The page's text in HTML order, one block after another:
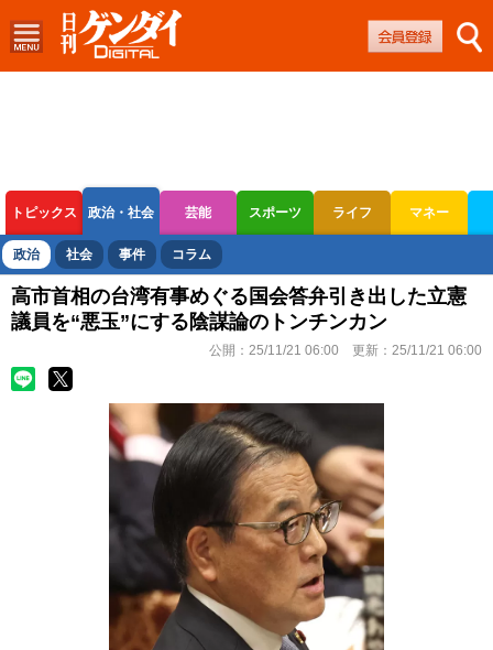
トピックス 政治・社会 芸能 スポーツ ライフ マネー
ボートレース 競輪 オートレース
政治 社会 事件 コラム
高市首相の台湾有事めぐる国会答弁引き出した立憲
議員を“悪玉”にする陰謀論のトンチンカン
公開： 25/11/21 06:00 更新： 25/11/21 06:00